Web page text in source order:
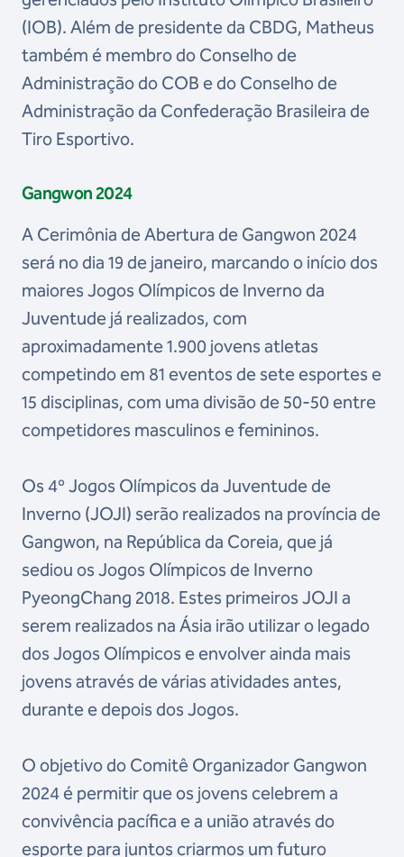
(IOB). Além de presidente da CBDG, Matheus
também é membro do Conselho de
Administração do COB e do Conselho de
Administração da Confederação Brasileira de
Tiro Esportivo.
Gangwon 2024
A Cerimônia de Abertura de Gangwon 2024
será no dia 19 de janeiro, marcando o início dos
maiores Jogos Olímpicos de Inverno da
Juventude já realizados, com
aproximadamente 1.900 jovens atletas
competindo em 81 eventos de sete esportes e
15 disciplinas, com uma divisão de 50-50 entre
competidores masculinos e femininos.
Os 4º Jogos Olímpicos da Juventude de
Inverno (JOJI) serão realizados na província de
Gangwon, na República da Coreia, que já
sediou os Jogos Olímpicos de Inverno
PyeongChang 2018. Estes primeiros JOJI a
serem realizados na Ásia irão utilizar o legado
dos Jogos Olímpicos e envolver ainda mais
jovens através de várias atividades antes,
durante e depois dos Jogos.
O objetivo do Comitê Organizador Gangwon
2024 é permitir que os jovens celebrem a
convivência pacífica e a união através do
esporte para juntos criarmos um futuro